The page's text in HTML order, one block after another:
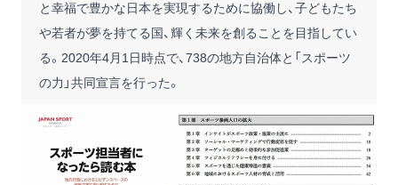
と幸福で豊かな日本を実現するために協働し、子どもたち
や若者が夢を持てる国、輝く未来を創ることを目指してい
る。2020年4月1日時点で、738の地方自治体と「スポーツ
の力」共同宣言を行った。